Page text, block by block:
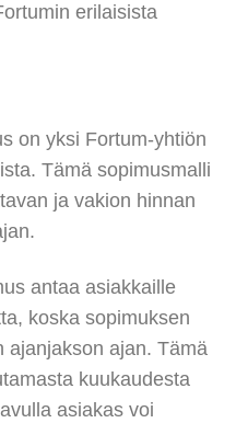
erilaisista
on yksi Fortum-yhtiön
Tämä sopimusmalli
ja vakion hinnan
antaa asiakkaille
koska sopimuksen
ajanjakson ajan. Tämä
kuukaudesta
asiakas voi